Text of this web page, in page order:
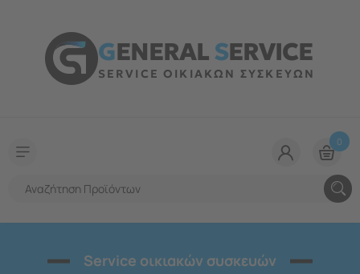
GENERALSERVICE
SERVICE ΟΙΚΙΑΚΩΝ ΣΥΣΚΕΥΩΝ
0
Service οικιακών συσκευών